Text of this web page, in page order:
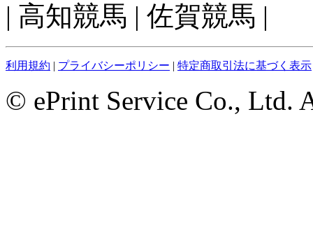
| 高知競馬 | 佐賀競馬 |
利用規約 | プライバシーポリシー | 特定商取引法に基づく表示
© ePrint Service Co., Ltd.